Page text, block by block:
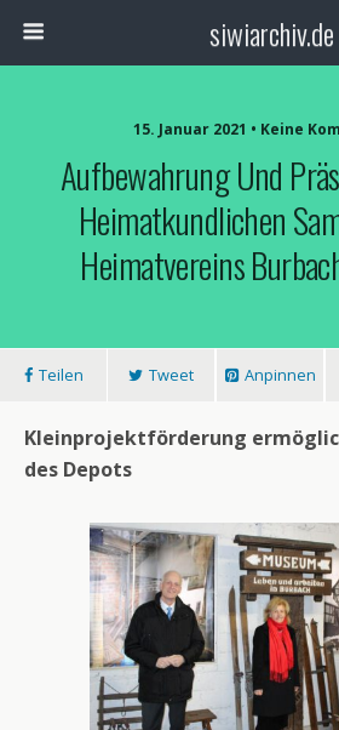
siwiarchiv.de
15. Januar 2021 • Keine
Aufbewahrung Und
Heimatkundlichen
Heimatvereins
Teilen Tweet Anpinnen
Kleinprojektförderung
des Depots